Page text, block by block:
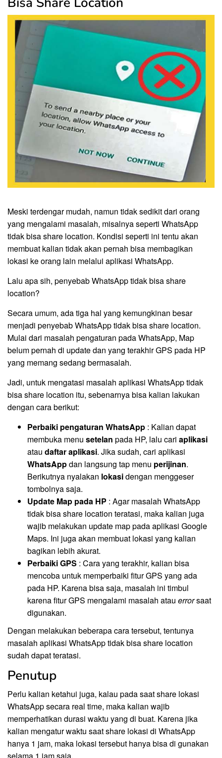
Meski terdengar mudah, namun tidak sedikit dari orang
yang mengalami masalah, misalnya seperti WhatsApp
tidak bisa share location. Kondisi seperti ini tentu akan
membuat kalian tidak akan pernah bisa membagikan
lokasi ke orang lain melalui aplikasi WhatsApp.
Lalu apa sih, penyebab WhatsApp tidak bisa share
location?
Secara umum, ada tiga hal yang kemungkinan besar
menjadi penyebab WhatsApp tidak bisa share location.
Mulai dari masalah pengaturan pada WhatsApp, Map
belum pernah di update dan yang terakhir GPS pada HP
yang memang sedang bermasalah.
Jadi, untuk mengatasi masalah aplikasi WhatsApp tidak
bisa share location itu, sebenarnya bisa kalian lakukan
dengan cara berikut:
Perbaiki pengaturan WhatsApp : Kalian dapat
membuka menu setelan pada HP, lalu cari aplikasi
atau daftar aplikasi. Jika sudah, cari aplikasi
WhatsAppdan langsung tap menu perijinan.
Berikutnya nyalakan lokasidengan menggeser
tombolnya saja.
Update Map pada HP : Agar masalah WhatsApp
tidak bisa share location teratasi, maka kalian juga
wajib melakukan update map pada aplikasi Google
Maps. Ini juga akan membuat lokasi yang kalian
bagikan lebih akurat.
Perbaiki GPS : Cara yang terakhir, kalian bisa
mencoba untuk memperbaiki fitur GPS yang ada
pada HP. Karena bisa saja, masalah ini timbul
karena fitur GPS mengalami masalah atau errorsaat
digunakan.
Dengan melakukan beberapa cara tersebut, tentunya
masalah aplikasi WhatsApp tidak bisa share location
sudah dapat teratasi.
Penutup
Perlu kalian ketahui juga, kalau pada saat share lokasi
WhatsApp secara real time, maka kalian wajib
memperhatikan durasi waktu yang di buat. Karena jika
kalian mengatur waktu saat share lokasi di WhatsApp
hanya 1 jam, maka lokasi tersebut hanya bisa di gunakan